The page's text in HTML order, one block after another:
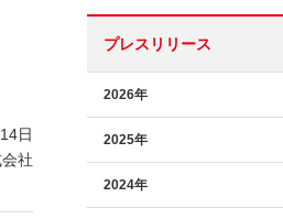
日
社
プレスリリース
2026年
2025年
2024年